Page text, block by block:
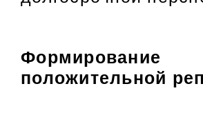
Формирование
положительной